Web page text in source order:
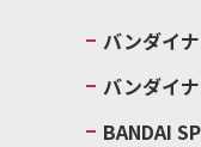
バンダイ
バンダイ
BANDAI